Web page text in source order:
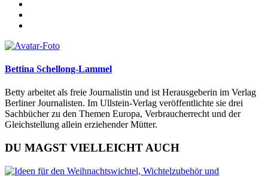
Bettina Schellong-Lammel
Betty arbeitet als freie Journalistin und ist Herausgeberin im Verlag
Berliner Journalisten. Im Ullstein-Verlag veröffentlichte sie drei
Sachbücher zu den Themen Europa, Verbraucherrecht und der
Gleichstellung allein erziehender Mütter.
DU MAGST VIELLEICHT AUCH